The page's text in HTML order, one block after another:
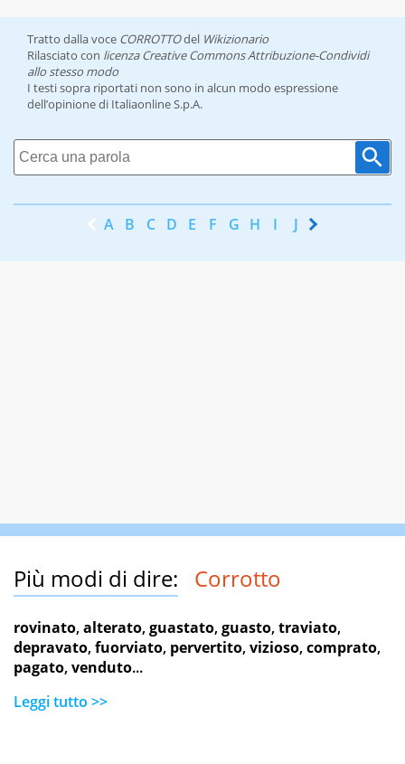
Tratto dalla voce CORROTTOdel Wikizionario
Rilasciato con licenza Creative Commons Attribuzione-Condividi
allo stesso modo
I testi sopra riportati non sono in alcun modo espressione
dell’opinione di Italiaonline S.p.A.
A B C D E F G H I J K
Più modi di dire: Corrotto
rovinato,alterato,guastato,guasto,traviato,
depravato,fuorviato, pervertito,vizioso,comprato,
pagato,venduto...
Leggi tutto >>